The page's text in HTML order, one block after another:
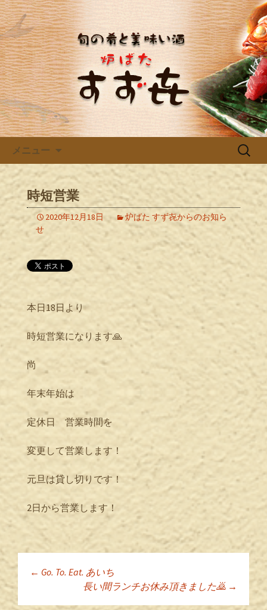
三河豊田で宴会、飲み会なら居
酒屋「炉ばた すず㐂」のブロ
グ
三河豊田の居酒屋「炉ばた すず㐂」の
ブログです。新着情報をお知らせして
いきます。
メニュー
検
時短営業
2020年12月18日
炉ばた すず㐂からのお知ら
せ
本日18日より
時短営業になります🙏
尚
年末年始は
定休日 営業時間を
変更して営業します！
元旦は貸し切りです！
2日から営業します！
投稿ナビゲーショ
← Go. To. Eat. あいち
長い間ランチお休み頂きました🙇 →